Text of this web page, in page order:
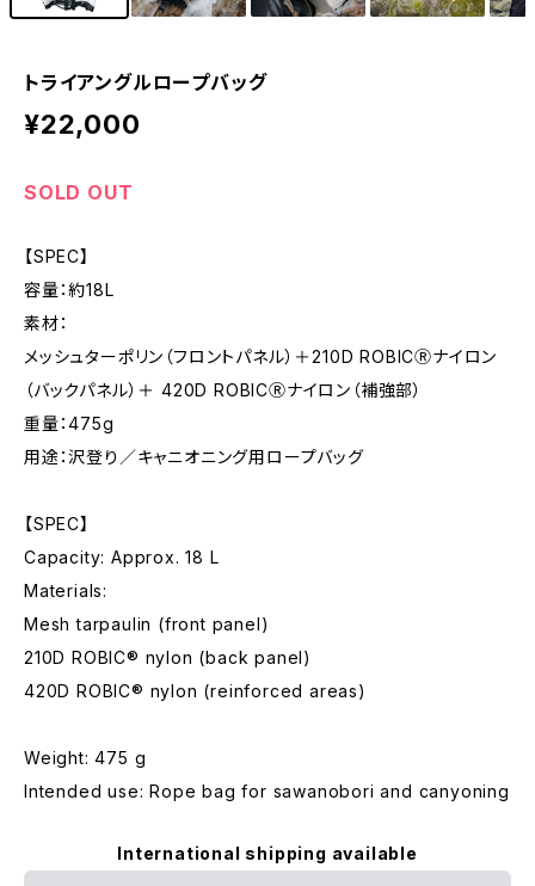
トライアングルロープバッグ
¥22,000
SOLD OUT
【SPEC】
容量：約18L
素材：
メッシュターポリン（フロントパネル）＋210D ROBICⓇナイロン
（バックパネル）＋ 420D ROBICⓇナイロン（補強部）
重量：475g
用途：沢登り／キャニオニング用ロープバッグ
【SPEC】
Capacity: Approx. 18 L
Materials:
Mesh tarpaulin (front panel)
210D ROBIC® nylon (back panel)
420D ROBIC® nylon (reinforced areas)
Weight: 475 g
Intended use: Rope bag for sawanobori and canyoning
International shipping available